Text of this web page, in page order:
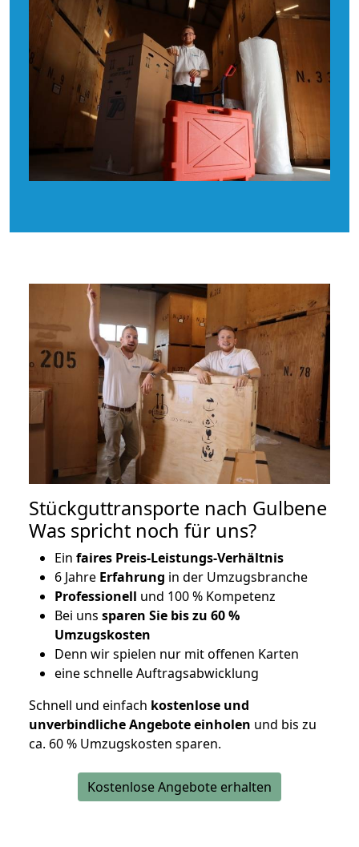
Stückguttransporte nach Gulbene
Was spricht noch für uns?
Ein faires Preis-Leistungs-Verhältnis
6 Jahre Erfahrung in der Umzugsbranche
Professionell und 100 % Kompetenz
Bei uns sparen Sie bis zu 60 %
Umzugskosten
Denn wir spielen nur mit offenen Karten
eine schnelle Auftragsabwicklung
Schnell und einfach kostenlose und
unverbindliche Angebote einholen und bis zu
ca. 60 % Umzugskosten sparen.
Kostenlose Angebote erhalten